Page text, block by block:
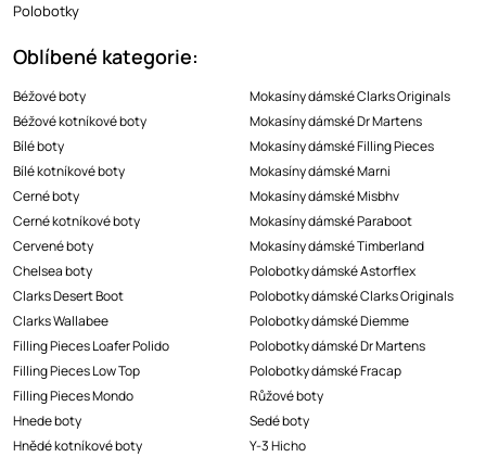
Polobotky
Oblíbené kategorie:
Béžové boty
Béžové kotníkové boty
Bílé boty
Bílé kotníkové boty
Cerné boty
Cerné kotníkové boty
Cervené boty
Chelsea boty
Clarks Desert Boot
Clarks Wallabee
Filling Pieces Loafer Polido
Filling Pieces Low Top
Filling Pieces Mondo
Hnede boty
Hnědé kotníkové boty
Mokasíny dámské Clarks Originals
Mokasíny dámské Dr Martens
Mokasíny dámské Filling Pieces
Mokasíny dámské Marni
Mokasíny dámské Misbhv
Mokasíny dámské Paraboot
Mokasíny dámské Timberland
Polobotky dámské Astorflex
Polobotky dámské Clarks Originals
Polobotky dámské Diemme
Polobotky dámské Dr Martens
Polobotky dámské Fracap
Růžové boty
Sedé boty
Y-3 Hicho